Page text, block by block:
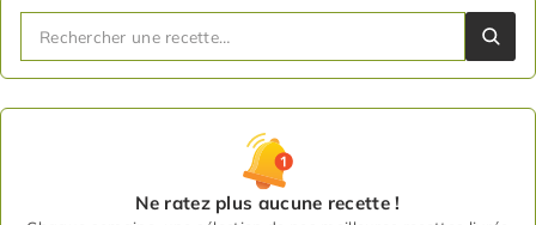
Ne ratez plus aucune recette !